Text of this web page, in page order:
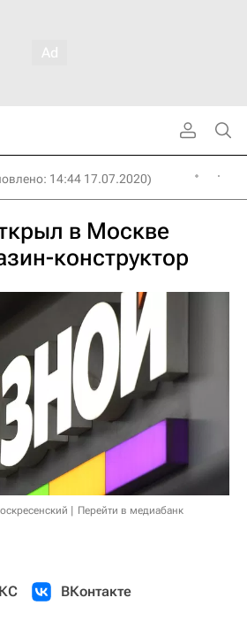
14:44 17.07.2020)
в Москве
конструктор
Перейти в медиабанк
ВКонтакте